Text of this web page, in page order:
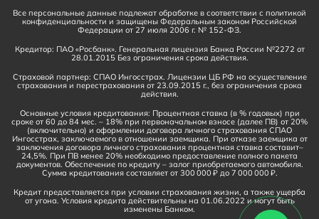
Все персональные данные подлежат обработке в соответствии с политикой
конфиденциальности и защищены Федеральным законом Российской
Федерации от 27 июля 2006 г. № 152-ФЗ.
Кредитор: ПАО «Росбанк». Генеральная лицензия Банка России №2272 от
28.01.2015 Без ограничения срока действия.
Страховой партнер: СПАО Ингосстрах. Лицензии ЦБ РФ на осуществление
страхования и перестрахования от 23.09.2015 г., без ограничения срока
действия.
Основные условия кредитования: Процентная ставка (в % годовых) при
сроке от 60 до 84 мес. – 18% при первоначальном взносе (далее ПВ) от 20%
(включительно) и оформлении договора личного страхования СПАО
Ингосстрах, заключаемого в отношении заемщика. При отказе заемщика от
заключения договора личного страхования процентная ставка составит–
24,5%. При ПВ менее 20% необходимо предоставление полного пакета
документов. Обеспечение по кредиту – залог приобретаемого автомобиля.
Сумма кредитования составляет от 300 000 ₽ до 7 000 000 ₽.
Кредит предоставляется при условии страхования жизни, а также ущерба
от угона. Условия кредита действительны на 01.06.2022 и могут быть
изменены Банком.